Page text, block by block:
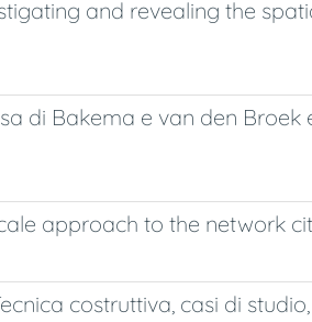
and revealing the
di Bakema e van den Broek
approach to the network
costruttiva, casi di